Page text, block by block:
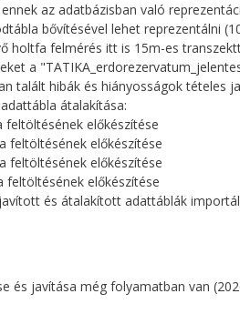
az adatbázisban való
bővítésével lehet reprezentálni
holtfa felmérés itt is 15m-es
a
talált hibák és hiányosságok tételes
átalakítása:
feltöltésének előkészítése
feltöltésének előkészítése
feltöltésének előkészítése
feltöltésének előkészítése
és átalakított adattáblák
és javítása még folyamatban van